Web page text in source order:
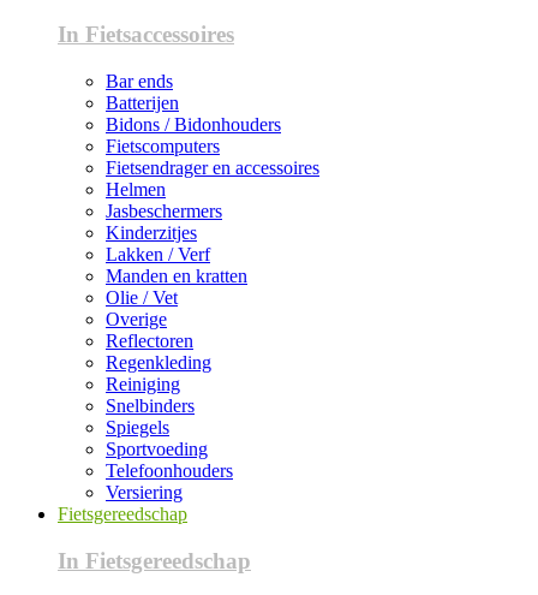
In Fietsaccessoires
Bar ends
Batterijen
Bidons / Bidonhouders
Fietscomputers
Fietsendrager en accessoires
Helmen
Jasbeschermers
Kinderzitjes
Lakken / Verf
Manden en kratten
Olie / Vet
Overige
Reflectoren
Regenkleding
Reiniging
Snelbinders
Spiegels
Sportvoeding
Telefoonhouders
Versiering
Fietsgereedschap
In Fietsgereedschap